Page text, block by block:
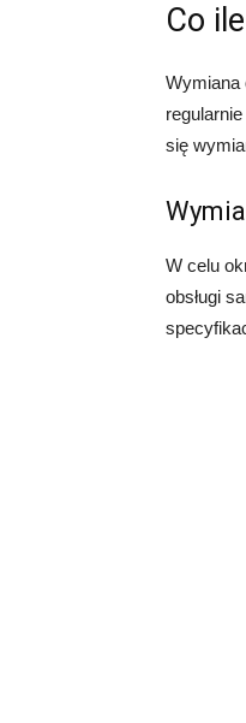
Co
Wymiana
się
W celu
obsługi